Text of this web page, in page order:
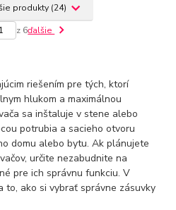
produkty (24)
z 6ďalšie
riešením pre tých, ktorí
hlukom a maximálnou
sa inštaluje v stene alebo
potrubia a sacieho otvoru
domu alebo bytu. Ak plánujete
určite nezabudnite na
pre ich správnu funkciu. V
to, ako si vybrať správne zásuvky